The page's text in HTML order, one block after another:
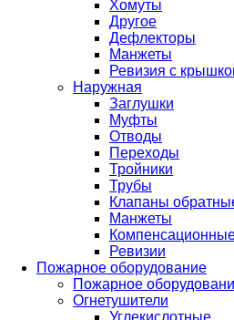
Хомуты
Другое
Дефлекторы
Манжеты
Ревизия с
Наружная
Заглушки
Муфты
Отводы
Переходы
Тройники
Трубы
Клапаны
Манжеты
Ревизии
Пожарное оборудование
Пожарное
Огнетушители